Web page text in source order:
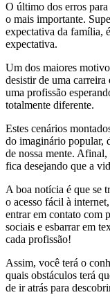
O último dos erros
o mais importante.
expectativa da família,
expectativa.
Um dos maiores
desistir de uma carreira
uma profissão
totalmente diferente.
Estes cenários
do imaginário popular,
de nossa mente.
fica desejando que a
A boa notícia é que se
o acesso fácil à
entrar em contato com
sociais e esbarrar em
cada profissão!
Assim, você terá o
quais obstáculos terá
de ir atrás para